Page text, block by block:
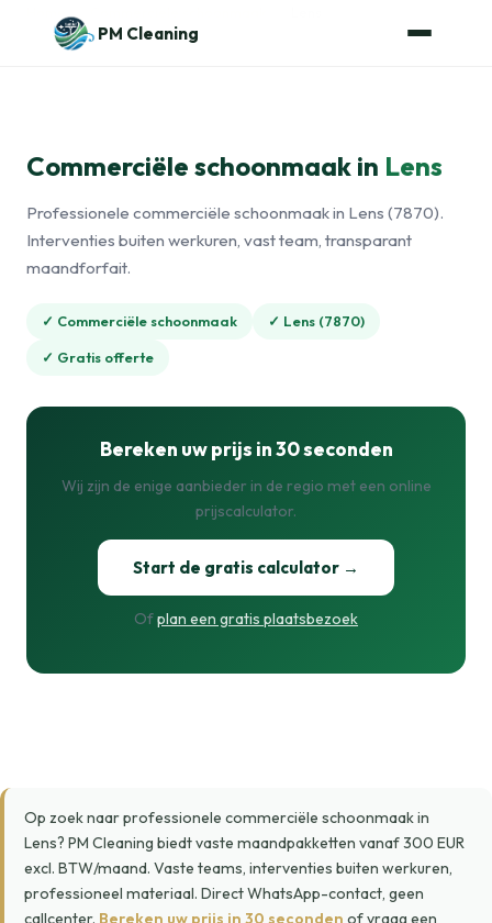
Naar de inhoud
PM Cleaning
Commerciële schoonmaak in Lens
Professionele commerciële schoonmaak in Lens (7870).
Interventies buiten werkuren, vast team, transparant
maandforfait.
✓ Commerciële schoonmaak ✓ Lens (7870)
✓ Gratis offerte
Bereken uw prijs in 30 seconden
Wij zijn de enige aanbieder in de regio met een online
prijscalculator.
Start de gratis calculator →
Ofplan een gratis plaatsbezoek
Op zoek naar professionele commerciële schoonmaak in
Lens? PM Cleaning biedt vaste maandpakketten vanaf 300 EUR
excl. BTW/maand. Vaste teams, interventies buiten werkuren,
professioneel materiaal. Direct WhatsApp-contact, geen
callcenter. Bereken uw prijs in 30 seconden of vraag een